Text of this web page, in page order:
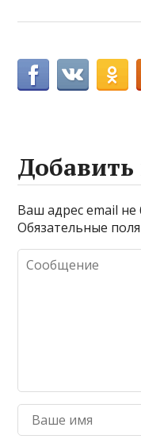
Ваш адрес email не
Обязательные